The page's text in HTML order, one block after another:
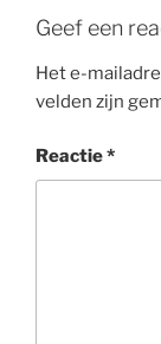
Geef een
Het e-
velden zijn
Reactie*